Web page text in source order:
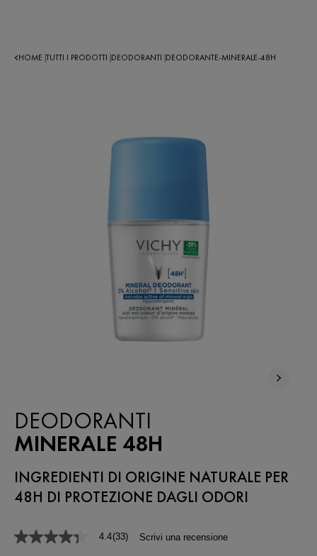
HOME TUTTI I PRODOTTI DEODORANTI DEODORANTE-MINERALE-48H
DEODORANTI
MINERALE 48H
INGREDIENTI DI ORIGINE NATURALE PER
48H DI PROTEZIONE DAGLI ODORI
4.4 4.4(33) Scrivi una recensione